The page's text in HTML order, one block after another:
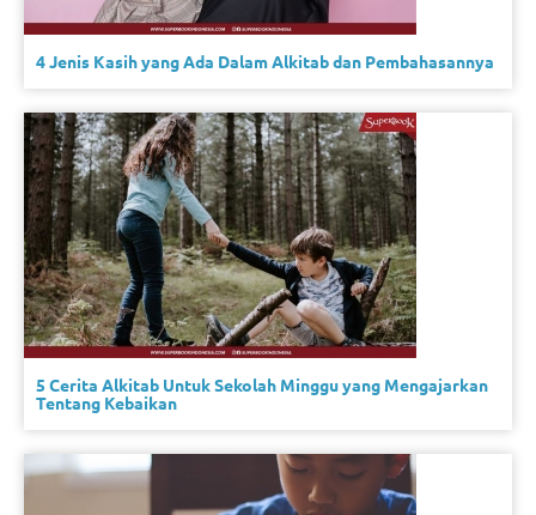
4 Jenis Kasih yang Ada Dalam Alkitab dan Pembahasannya
5 Cerita Alkitab Untuk Sekolah Minggu yang Mengajarkan
Tentang Kebaikan